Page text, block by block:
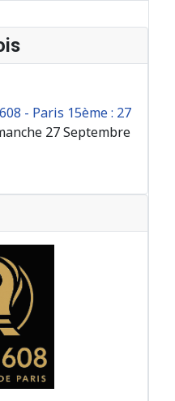
- Paris 15ème : 27
27 Septembre